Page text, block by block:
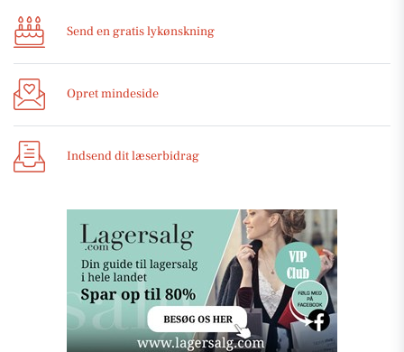
Send en gratis lykønskning
Opret mindeside
Indsend dit læserbidrag